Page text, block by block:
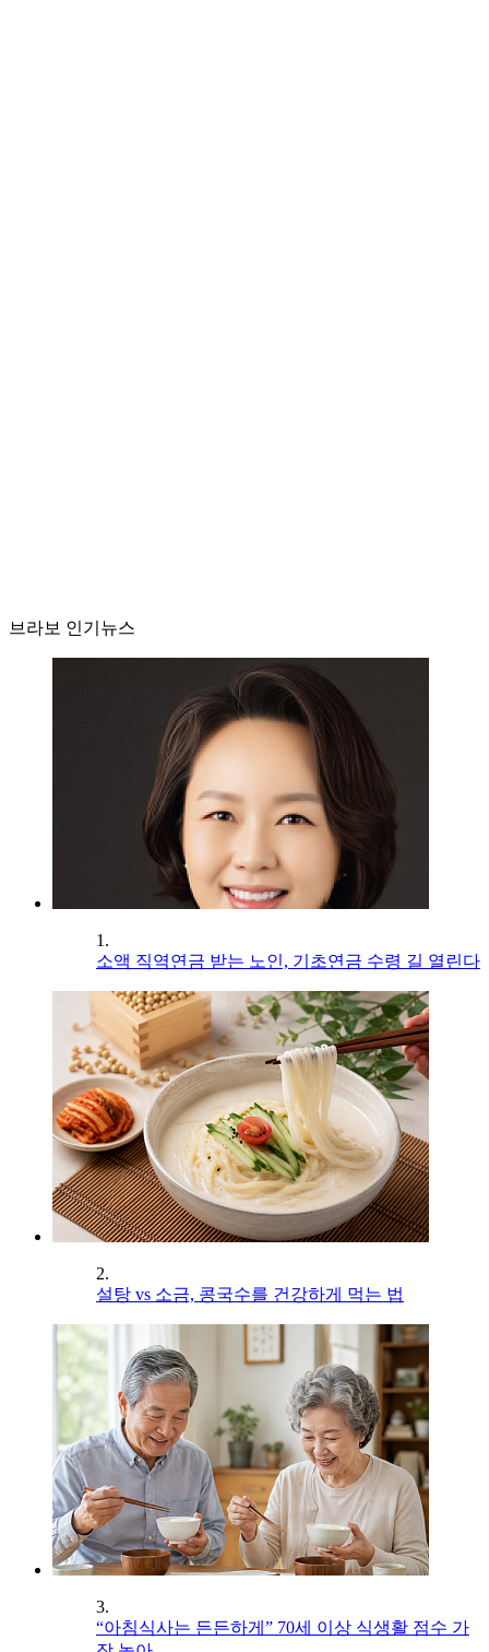
브라보 인기뉴스
1.
소액 직역연금 받는 노인, 기초연금 수령 길 열린다
2.
설탕 vs 소금, 콩국수를 건강하게 먹는 법
3.
“아침식사는 든든하게” 70세 이상 식생활 점수 가